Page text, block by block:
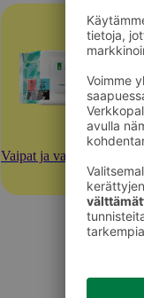
Vaipat ja vauvan ihonhoito